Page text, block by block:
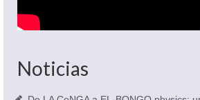
Noticias